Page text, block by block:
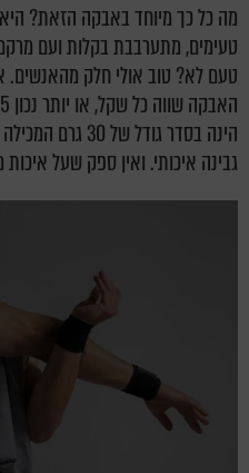
מה כל כך מיוחד באבקה הזאת?
טעימים, מתערבבת בקלות ועם
טעם לא? טוב אולי חלק
גבינה איכותי. ואין ספק שעל